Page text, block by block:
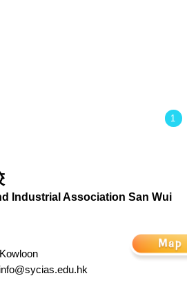
1
Industrial Association San Wui
info@sycias.edu.hk